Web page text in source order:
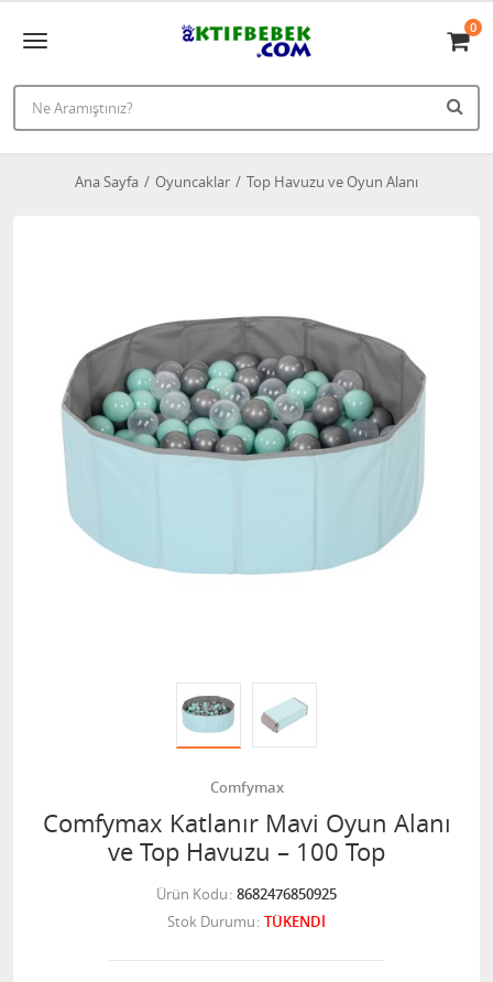
0
Ana Sayfa Oyuncaklar Top Havuzu ve Oyun Alanı
Comfymax
Comfymax Katlanır Mavi Oyun Alanı
ve Top Havuzu – 100 Top
Ürün Kodu 8682476850925
Stok Durumu TÜKENDİ